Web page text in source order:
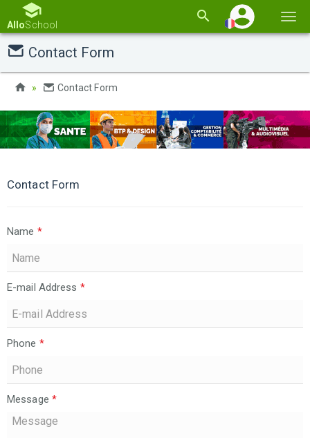
la
AlloSchool
Contact Form
Contact Form
Contact Form
Name *
E-mail Address *
Phone *
Message *